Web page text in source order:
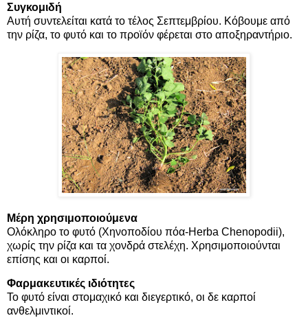
Συγκομιδή
Αυτή συντελείται κατά το τέλος Σεπτεμβρίου. Κόβουμε από
την ρίζα, το φυτό και το προϊόν φέρεται στο αποξηραντήριο.
Μέρη χρησιμοποιούμενα
Ολόκληρο το φυτό (Χηνοποδίου πόα-Herba Chenopodii),
χωρίς την ρίζα και τα χονδρά στελέχη. Χρησιμοποιούνται
επίσης και οι καρποί.
Φαρμακευτικές ιδιότητες
Το φυτό είναι στομαχικό και διεγερτικό, οι δε καρποί
ανθελμιντικοί.